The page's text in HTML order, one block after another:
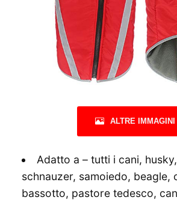
ALTRE IMMAGINI
Adatto a – tutti i cani,
schnauzer, samoiedo, beagle,
bassotto, pastore tedesco,